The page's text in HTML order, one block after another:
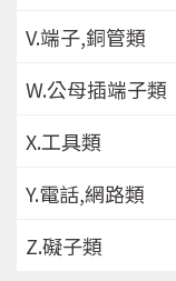
V.端子,銅管類
W.公母插端子類
X.工具類
Y.電話,網路類
Z.礙子類